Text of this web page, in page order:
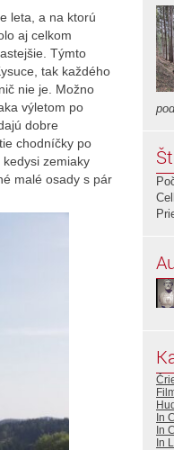
leta, a na ktorú
aj celkom
Týmto
tak každého
nie je. Možno
výletom po
dobre
chodníčky po
zemiaky
malé osady s pár
In
In
In